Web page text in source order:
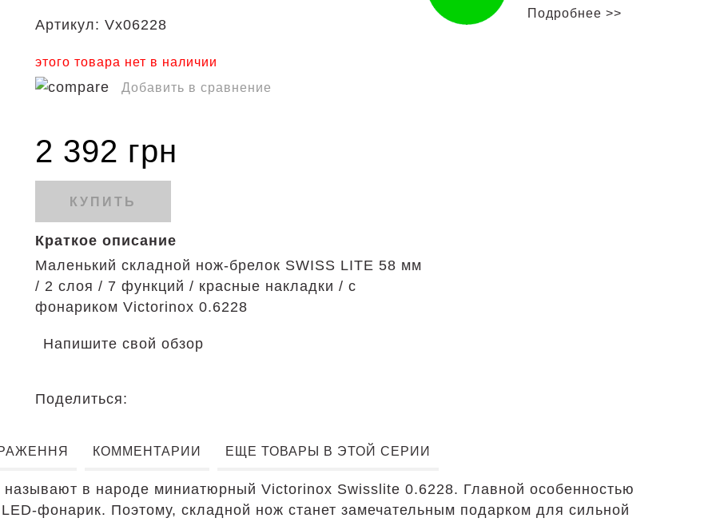
Артикул: Vx06228
этого товара нет в наличии
Добавить в сравнение
2 392 грн
КУПИТЬ
Краткое описание
Маленький складной нож-брелок SWISS LITE 58 мм
/ 2 слоя / 7 функций / красные накладки / с
фонариком Victorinox 0.6228
Напишите свой обзор
Поделиться:
Подробнее >>
КОММЕНТАРИИ ЕЩЕ ТОВАРЫ В ЭТОЙ СЕРИИ
в народе миниатюрный Victorinox Swisslite 0.6228. Главной особенностью
фонарик. Поэтому, складной нож станет замечательным подарком для сильной